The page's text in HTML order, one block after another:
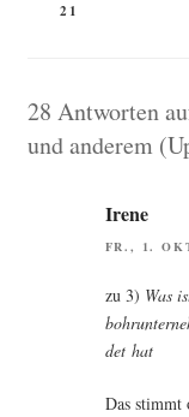
21
28 Antworten
und anderem
Irene
FR., 1.
zu 3) Was
det hat
Das